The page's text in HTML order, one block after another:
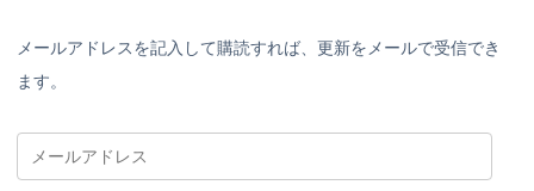
メールアドレスを記入して購読すれば、更新をメールで受信でき
ます。